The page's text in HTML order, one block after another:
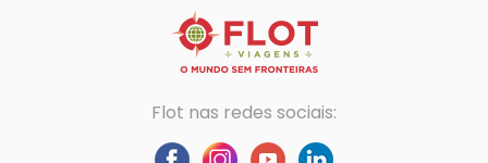
Flot nas redes sociais: